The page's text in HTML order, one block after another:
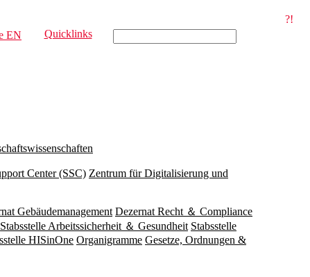
?!
EN Quicklinks
Center (SSC) Zentrum für Digitalisierung und
Gebäudemanagement Dezernat Recht ＆ Compliance
Stabsstelle Arbeitssicherheit ＆ Gesundheit Stabsstelle
HISinOne Organigramme Gesetze, Ordnungen &